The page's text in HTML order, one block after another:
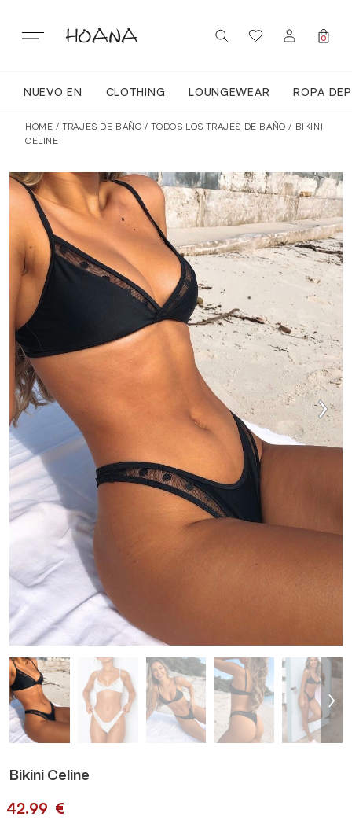
content
SIGN IN / REGISTER
0
NUEVO EN CLOTHING LOUNGEWEAR ROPA
TODA LA ROPA
LOUNGEWEAR
ROPA DEPORTIVA
TOPS
VESTIDOS
TRAJES DE BAÑO
ZAPATOS
ACCESORIOS
HOME /TRAJES DE BAÑO /TODOS LOS TRAJES DE BAÑO / BIKINI
CELINE
Bikini Celine
42.99 €